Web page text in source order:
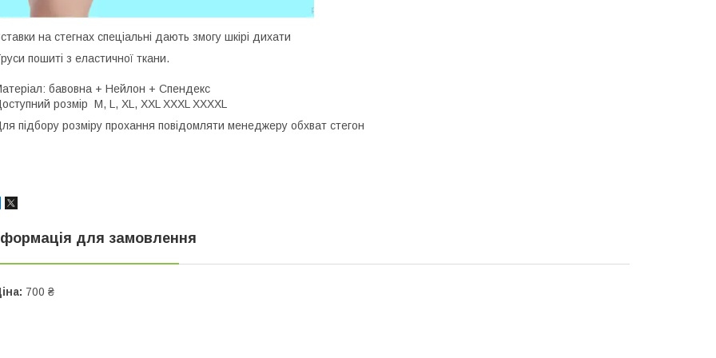
на стегнах спеціальні дають змогу шкірі дихати
пошиті з еластичної ткани.
бавовна + Нейлон + Спендекс
розмір M, L, XL, XXL XXXL XXXXL
підбору розміру прохання повідомляти менеджеру обхват стегон
для замовлення
700 ₴